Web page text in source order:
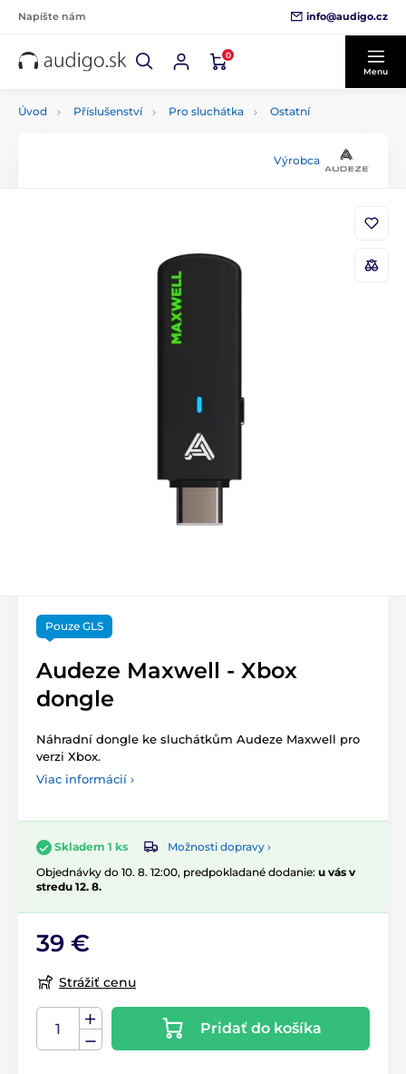
Napíšte nám info@audigo.cz
0
Menu
Úvod Příslušenství Pro sluchátka Ostatní
Výrobca
Pouze GLS
Audeze Maxwell - Xbox
dongle
Náhradní dongle ke sluchátkům Audeze Maxwell pro
verzi Xbox.
Viac informácií ›
Skladem 1 ks
Možnosti dopravy ›
Objednávky do 10. 8. 12:00, predpokladané dodanie: u vás v
stredu 12. 8.
39 €
Strážiť cenu
Pridať do košíka